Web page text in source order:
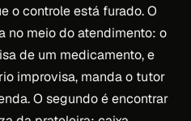
o controle está furado. O
no meio do atendimento: o
de um medicamento, e
improvisa, manda o tutor
O segundo é encontrar